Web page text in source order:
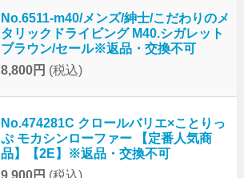
No.6511-m40/メンズ/紳士/こだわりのメ
タリックドライビング M40.シガレット
ブラウン/セール※返品・交換不可
8,800円 (税込)
No.474281C クロールバリエ×ことりっ
ぷ モカシンローファー 【定番人気商
品】【2E】※返品・交換不可
9,900円 (税込)